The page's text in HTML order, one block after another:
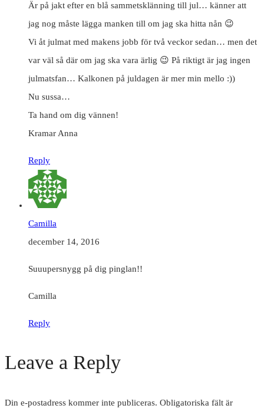
Är på jakt efter en blå sammetsklänning till jul… känner att
jag nog måste lägga manken till om jag ska hitta nån 😉
Vi åt julmat med makens jobb för två veckor sedan… men det
var väl så där om jag ska vara ärlig 😉 På riktigt är jag ingen
julmatsfan… Kalkonen på juldagen är mer min mello :))
Nu sussa…
Ta hand om dig vännen!
Kramar Anna
Reply
Camilla
december 14, 2016
Suuupersnygg på dig pinglan!!
Camilla
Reply
Leave a Reply
Din e-postadress kommer inte publiceras. Obligatoriska fält är